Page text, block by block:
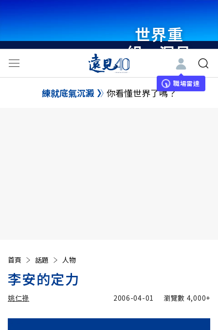
世界重
組・洞見
未來 與
世界領袖
職場雷達
練就底氣沉澱 你看懂世界了嗎？
首頁 話題 人物
李安的定力
姚仁祿 2006-04-01 瀏覽數 4,000+